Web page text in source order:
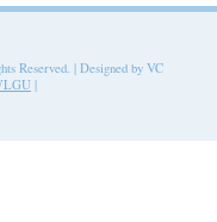
Reserved. | Designed by VC
|